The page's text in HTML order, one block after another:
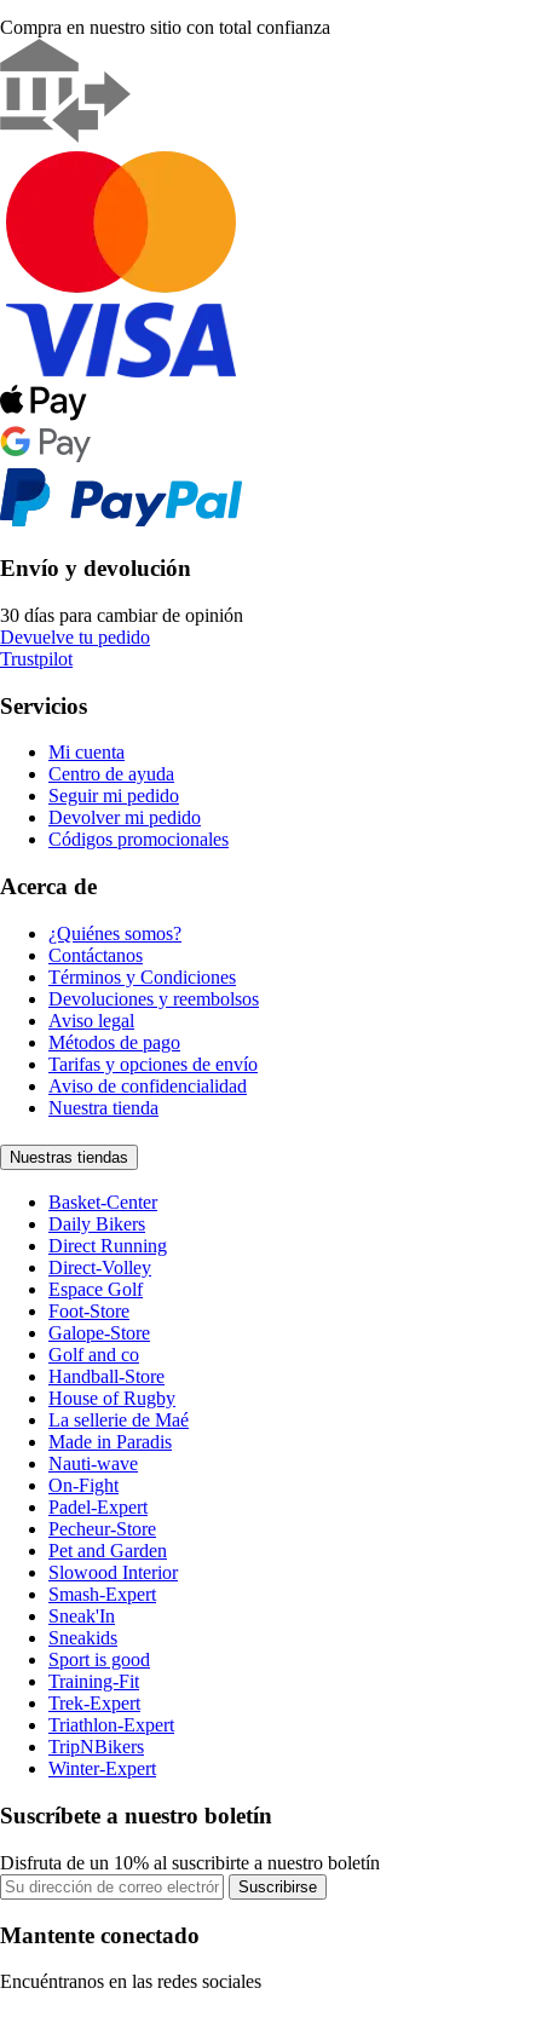
Compra en nuestro sitio con total confianza
Envío y devolución
30 días para cambiar de opinión
Devuelve tu pedido
Trustpilot
Servicios
Mi cuenta
Centro de ayuda
Seguir mi pedido
Devolver mi pedido
Códigos promocionales
Acerca de
¿Quiénes somos?
Contáctanos
Términos y Condiciones
Devoluciones y reembolsos
Aviso legal
Métodos de pago
Tarifas y opciones de envío
Aviso de confidencialidad
Nuestra tienda
Nuestras tiendas
Basket-Center
Daily Bikers
Direct Running
Direct-Volley
Espace Golf
Foot-Store
Galope-Store
Golf and co
Handball-Store
House of Rugby
La sellerie de Maé
Made in Paradis
Nauti-wave
On-Fight
Padel-Expert
Pecheur-Store
Pet and Garden
Slowood Interior
Smash-Expert
Sneak'In
Sneakids
Sport is good
Training-Fit
Trek-Expert
Triathlon-Expert
TripNBikers
Winter-Expert
Suscríbete a nuestro boletín
Disfruta de un 10% al suscribirte a nuestro boletín
Suscribirse
Mantente conectado
Encuéntranos en las redes sociales